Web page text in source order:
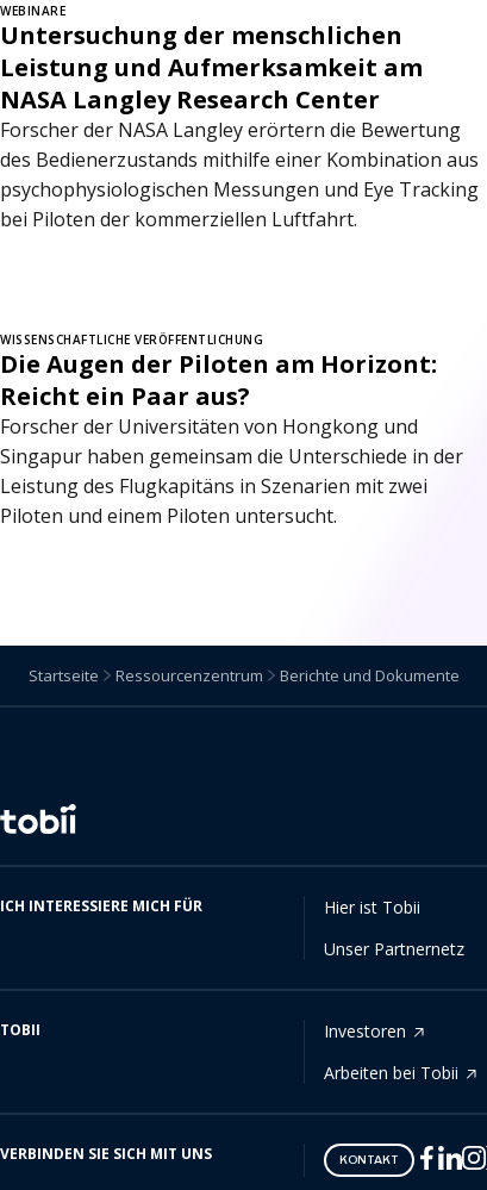
WEBINARE
Untersuchung der menschlichen
Leistung und Aufmerksamkeit am
NASA Langley Research Center
Forscher der NASA Langley erörtern die Bewertung
des Bedienerzustands mithilfe einer Kombination aus
psychophysiologischen Messungen und Eye Tracking
bei Piloten der kommerziellen Luftfahrt.
WISSENSCHAFTLICHE VERÖFFENTLICHUNG
Die Augen der Piloten am Horizont:
Reicht ein Paar aus?
Forscher der Universitäten von Hongkong und
Singapur haben gemeinsam die Unterschiede in der
Leistung des Flugkapitäns in Szenarien mit zwei
Piloten und einem Piloten untersucht.
Startseite Ressourcenzentrum Berichte und Dokumente
Sprache
ändern
ICH INTERESSIERE MICH FÜR Hier ist Tobii
Unser Partnernetz
TOBII Investoren
Arbeiten bei Tobii
VERBINDEN SIE SICH MIT UNS KONTAKT
Tobii
Tobii
Tobii
Tobii
Tobii